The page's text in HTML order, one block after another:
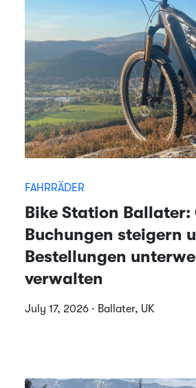
FAHRRÄDER
Bike Station Ballater:
Buchungen steigern
Bestellungen
verwalten
July 17, 2026 · Ballater, UK